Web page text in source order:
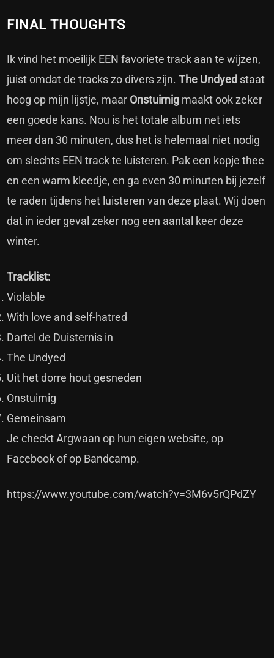
FINAL THOUGHTS
Ik vind het moeilijk EEN favoriete track aan te wijzen,
juist omdat de tracks zo divers zijn.The Undyed staat
hoog op mijn lijstje, maar Onstuimig maakt ook zeker
een goede kans. Nou is het totale album net iets
meer dan 30 minuten, dus het is helemaal niet nodig
om slechts EEN track te luisteren. Pak een kopje thee
en een warm kleedje, en ga even 30 minuten bij jezelf
te raden tijdens het luisteren van deze plaat. Wij doen
dat in ieder geval zeker nog een aantal keer deze
winter.
Tracklist:
Violable
With love and self-hatred
Dartel de Duisternis in
The Undyed
Uit het dorre hout gesneden
Onstuimig
Gemeinsam
Je checkt Argwaan op huneigen website, op
Facebookof op Bandcamp.
https://www.youtube.com/watch?v=3M6v5rQPdZY